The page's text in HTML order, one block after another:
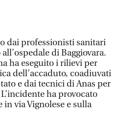
dai professionisti sanitari
di Baggiovara.
ha eseguito i rilievi per
dell’accaduto, coadiuvati
e dai tecnici di Anas per
ha provocato
via Vignolese e sulla